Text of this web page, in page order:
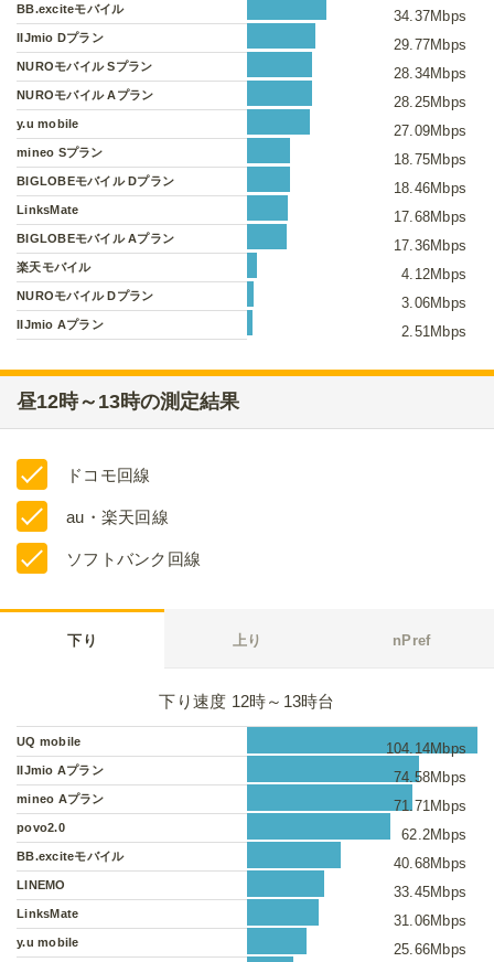
BB.exciteモバイル 34.37Mbps
IIJmio Dプラン 29.77Mbps
NUROモバイル Sプラン 28.34Mbps
NUROモバイル Aプラン 28.25Mbps
y.u mobile 27.09Mbps
mineo Sプラン 18.75Mbps
BIGLOBEモバイル Dプラン 18.46Mbps
LinksMate 17.68Mbps
BIGLOBEモバイル Aプラン 17.36Mbps
楽天モバイル 4.12Mbps
NUROモバイル Dプラン 3.06Mbps
IIJmio Aプラン 2.51Mbps
昼12時～13時の測定結果
ドコモ回線
au・楽天回線
ソフトバンク回線
下り 上り nPref
下り速度 12時～13時台
UQ mobile 104.14Mbps
IIJmio Aプラン 74.58Mbps
mineo Aプラン 71.71Mbps
povo2.0 62.2Mbps
BB.exciteモバイル 40.68Mbps
LINEMO 33.45Mbps
LinksMate 31.06Mbps
y.u mobile 25.66Mbps